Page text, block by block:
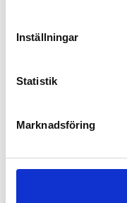
Inställningar
Statistik
Marknadsföring